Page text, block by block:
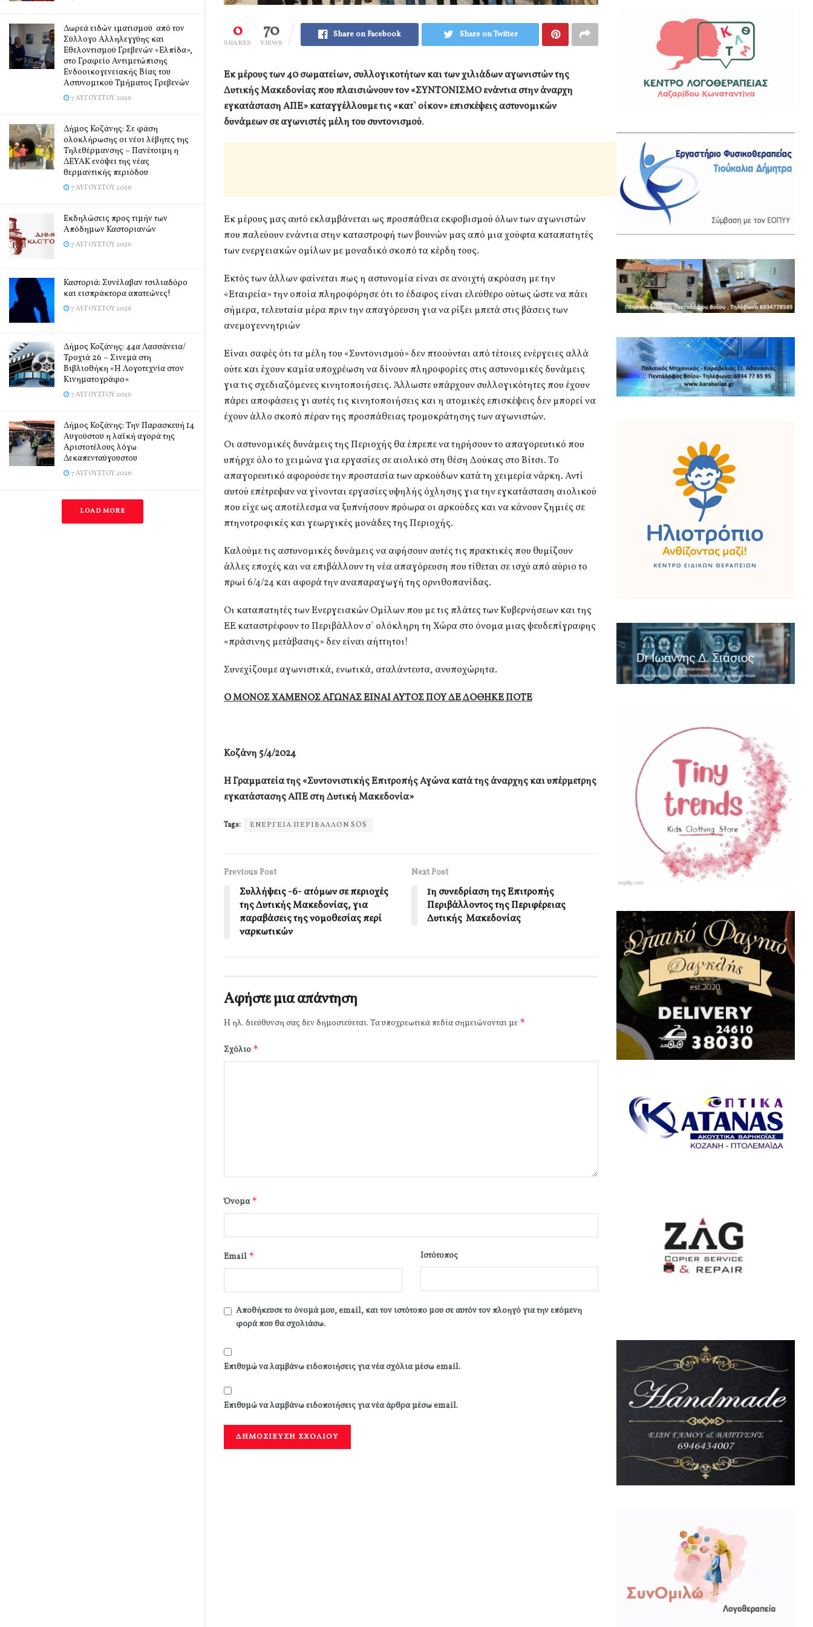
Δωρεά ειδών ιματισμού από τον
Σύλλογο Αλληλεγγύης και
Εθελοντισμού Γρεβενών «Ελπίδα»,
στο Γραφείο Αντιμετώπισης
Ενδοοικογενειακής Βίας του
Αστυνομικού Τμήματος Γρεβενών
7 ΑΥΓΟΎΣΤΟΥ 2026
Δήμος Κοζάνης: Σε φάση
ολοκλήρωσης οι νέοι λέβητες της
Τηλεθέρμανσης – Πανέτοιμη η
ΔΕΥΑΚ ενόψει της νέας
θερμαντικής περιόδου
7 ΑΥΓΟΎΣΤΟΥ 2026
Εκδηλώσεις προς τιμήν των
Απόδημων Καστοριανών
7 ΑΥΓΟΎΣΤΟΥ 2026
Καστοριά: Συνέλαβαν τσιλιαδόρο
και εισπράκτορα απατεώνες!
7 ΑΥΓΟΎΣΤΟΥ 2026
Δήμος Κοζάνης: 44α Λασσάνεια/
Τροχιά 26 – Σινεμά στη
Βιβλιοθήκη «Η Λογοτεχνία στον
Κινηματογράφο»
7 ΑΥΓΟΎΣΤΟΥ 2026
Δήμος Κοζάνης: Την Παρασκευή 14
Αυγούστου η λαϊκή αγορά της
Αριστοτέλους λόγω
Δεκαπενταύγουστου
7 ΑΥΓΟΎΣΤΟΥ 2026
LOAD MORE
0
SHARES
70
VIEWS
Share on Facebook Share on Twitter
Εκ μέρους των 40 σωματείων, συλλογικοτήτων και των χιλιάδων αγωνιστών της
Δυτικής Μακεδονίας που πλαισιώνουν τον «ΣΥΝΤΟΝΙΣΜΟ ενάντια στην άναρχη
εγκατάσταση ΑΠΕ» καταγγέλλουμε τις «κατ` οίκον» επισκέψεις αστυνομικών
δυνάμεων σε αγωνιστές μέλη του συντονισμού.
Εκ μέρους μας αυτό εκλαμβάνεται ως προσπάθεια εκφοβισμού όλων των αγωνιστών
που παλεύουν ενάντια στην καταστροφή των βουνών μας από μια χούφτα καταπατητές
των ενεργειακών ομίλων με μοναδικό σκοπό τα κέρδη τους.
Εκτός των άλλων φαίνεται πως η αστυνομία είναι σε ανοιχτή ακρόαση με την
«Εταιρεία» την οποία πληροφόρησε ότι το έδαφος είναι ελεύθερο ούτως ώστε να πάει
σήμερα, τελευταία μέρα πριν την απαγόρευση για να ρίξει μπετά στις βάσεις των
ανεμογεννητριών
Είναι σαφές ότι τα μέλη του «Συντονισμού» δεν πτοούνται από τέτοιες ενέργειες αλλά
ούτε και έχουν καμία υποχρέωση να δίνουν πληροφορίες στις αστυνομικές δυνάμεις
για τις σχεδιαζόμενες κινητοποιήσεις. Άλλωστε υπάρχουν συλλογικότητες που έχουν
πάρει αποφάσεις γι αυτές τις κινητοποιήσεις και η ατομικές επισκέψεις δεν μπορεί να
έχουν άλλο σκοπό πέραν της προσπάθειας τρομοκράτησης των αγωνιστών.
Οι αστυνομικές δυνάμεις της Περιοχής θα έπρεπε να τηρήσουν το απαγορευτικό που
υπήρχε όλο το χειμώνα για εργασίες σε αιολικό στη θέση Δούκας στο Βίτσι. Το
απαγορευτικό αφορούσε την προστασία των αρκούδων κατά τη χειμερία νάρκη. Αντί
αυτού επέτρεψαν να γίνονται εργασίες υψηλής όχλησης για την εγκατάσταση αιολικού
που είχε ως αποτέλεσμα να ξυπνήσουν πρόωρα οι αρκούδες και να κάνουν ζημιές σε
πτηνοτροφικές και γεωργικές μονάδες της Περιοχής.
Καλούμε τις αστυνομικές δυνάμεις να αφήσουν αυτές τις πρακτικές που θυμίζουν
άλλες εποχές και να επιβάλλουν τη νέα απαγόρευση που τίθεται σε ισχύ από αύριο το
πρωί 6/4/24 και αφορά την αναπαραγωγή της ορνιθοπανίδας.
Οι καταπατητές των Ενεργειακών Ομίλων που με τις πλάτες των Κυβερνήσεων και της
ΕΕ καταστρέφουν το Περιβάλλον σ` ολόκληρη τη Χώρα στο όνομα μιας ψευδεπίγραφης
«πράσινης μετάβασης» δεν είναι αήττητοι!
Συνεχίζουμε αγωνιστικά, ενωτικά, αταλάντευτα, ανυποχώρητα.
Ο ΜΟΝΟΣ ΧΑΜΕΝΟΣ ΑΓΩΝΑΣ ΕΙΝΑΙ ΑΥΤΟΣ ΠΟΥ ΔΕ ΔΟΘΗΚΕ ΠΟΤΕ
Κοζάνη 5/4/2024
Η Γραμματεία της «Συντονιστικής Επιτροπής Αγώνα κατά της άναρχης και υπέρμετρης
εγκατάστασης ΑΠΕ στη Δυτική Μακεδονία»
Tags: ΕΝΕΡΓΕΙΑ ΠΕΡΙΒΑΛΛΟΝ SOS
Previous Post
Συλλήψεις -6- ατόμων σε περιοχές
της Δυτικής Μακεδονίας, για
παραβάσεις της νομοθεσίας περί
ναρκωτικών
Next Post
1η συνεδρίαση της Επιτροπής
Περιβάλλοντος της Περιφέρειας
Δυτικής Μακεδονίας
Αφήστε μια απάντηση
Η ηλ. διεύθυνση σας δεν δημοσιεύεται. Τα υποχρεωτικά πεδία σημειώνονται με *
Σχόλιο *
Όνομα*
Email * Ιστότοπος
Αποθήκευσε το όνομά μου, email, και τον ιστότοπο μου σε αυτόν τον πλοηγό για την επόμενη
φορά που θα σχολιάσω.
Επιθυμώ να λαμβάνω ειδοποιήσεις για νέα σχόλια μέσω email.
Επιθυμώ να λαμβάνω ειδοποιήσεις για νέα άρθρα μέσω email.